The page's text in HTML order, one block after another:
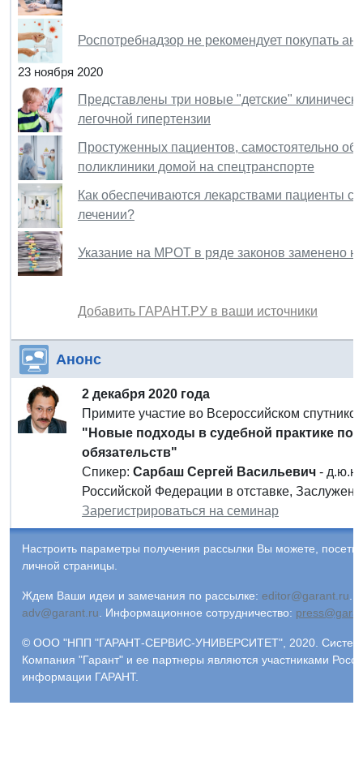
Роспотребнадзор не рекомендует покупать
23 ноября 2020
Представлены три новые "детские"
легочной гипертензии
Простуженных пациентов, самостоятельно
поликлиники домой на спецтранспорте
Как обеспечиваются лекарствами пациенты
лечении?
Указание на МРОТ в ряде законов заменено
Добавить ГАРАНТ.РУ в ваши источники
Анонс
2 декабря 2020 года
Примите участие во Всероссийском
"Новые подходы в судебной практике по
обязательств"
Спикер: Сарбаш Сергей Васильевич -
Российской Федерации в отставке,
Зарегистрироваться на семинар
Настроить параметры получения рассылки Вы можете,
личной страницы.
Ждем Ваши идеи и замечания по рассылке: editor@garant.ru
adv@garant.ru
Информационное сотрудничество:
© ООО "НПП "ГАРАНТ-СЕРВИС-УНИВЕРСИТЕТ", 2020. Система
Компания "Гарант" и ее партнеры являются участниками
информации ГАРАНТ.